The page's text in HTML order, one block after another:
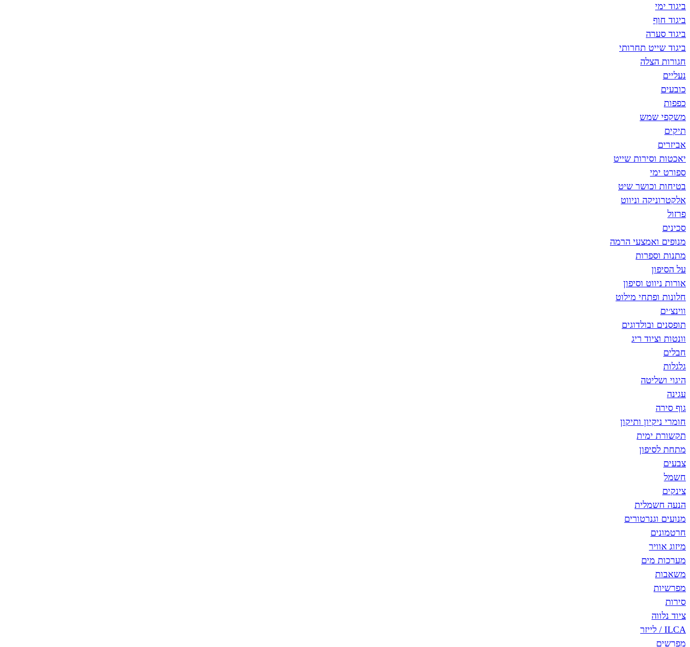
ביגוד ימי
ביגוד חוף
ביגוד סערה
ביגוד שייט תחרותי
חגורות הצלה
נעליים
כובעים
כפפות
משקפי שמש
תיקים
אביזרים
יאכטות וסירות שייט
ספורט ימי
בטיחות וכושר שיט
אלקטרוניקה וניווט
פרזול
סכינים
מנופים ואמצעי הרמה
מתנות וספרות
על הסיפון
אורות ניווט וסיפון
חלונות ופתחי מילוט
ווינצ׳ים
תופסנים ובולדוגים
וונטות וציוד ריג
חבלים
גלגלות
היגוי ושליטה
עגינה
גוף סירה
חומרי ניקיון ותיקון
תקשורת ימית
מתחת לסיפון
צבעים
חשמל
צינקים
הנעה חשמלית
מנועים וגנרטורים
חרטמונים
מיזוג אוויר
מערכות מים
משאבות
מפרשיות
סירות
ציוד נלווה
ILCA / לייזר
מפרשים